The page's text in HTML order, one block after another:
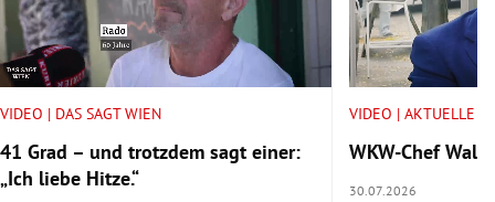
VIDEO | DAS SAGT WIEN
41 Grad – und trotzdem sagt einer:
„Ich liebe Hitze.“
VIDEO | AKTUELLE
WKW-Chef
30.07.2026